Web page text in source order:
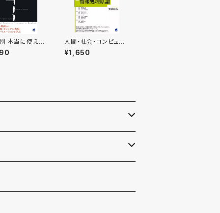
本当に使える
ネス英会話
人間・社会・コンピュー
タの情報処理原論
¥1,650